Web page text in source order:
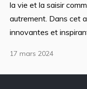
la vie et la saisir
autrement. Dans cet
innovantes et
17 mars 2024